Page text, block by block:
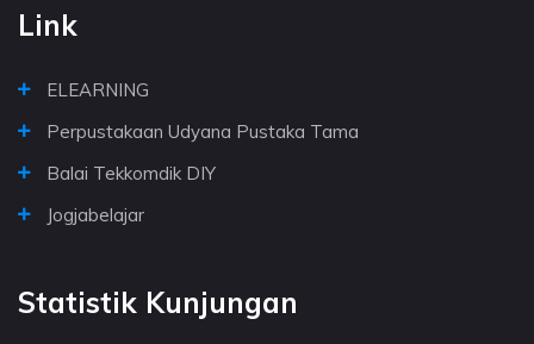
Link
ELEARNING
Perpustakaan Udyana Pustaka Tama
Balai Tekkomdik DIY
Jogjabelajar
Statistik Kunjungan